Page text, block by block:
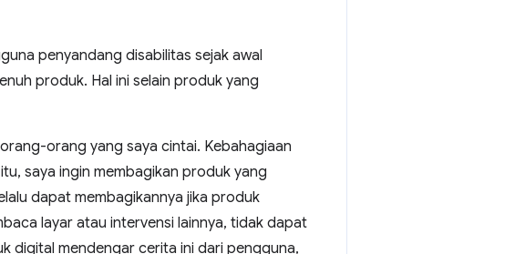
penyandang disabilitas sejak awal
produk. Hal ini selain produk yang
orang yang saya cintai. Kebahagiaan
saya ingin membagikan produk yang
dapat membagikannya jika produk
layar atau intervensi lainnya, tidak dapat
digital mendengar cerita ini dari pengguna,